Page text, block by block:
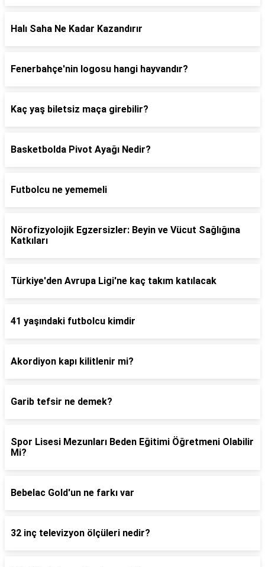
Halı Saha Ne Kadar Kazandırır
Fenerbahçe'nin logosu hangi hayvandır?
Kaç yaş biletsiz maça girebilir?
Basketbolda Pivot Ayağı Nedir?
Futbolcu ne yememeli
Nörofizyolojik Egzersizler: Beyin ve Vücut Sağlığına
Katkıları
Türkiye'den Avrupa Ligi'ne kaç takım katılacak
41 yaşındaki futbolcu kimdir
Akordiyon kapı kilitlenir mi?
Garib tefsir ne demek?
Spor Lisesi Mezunları Beden Eğitimi Öğretmeni Olabilir
Mi?
Bebelac Gold'un ne farkı var
32 inç televizyon ölçüleri nedir?